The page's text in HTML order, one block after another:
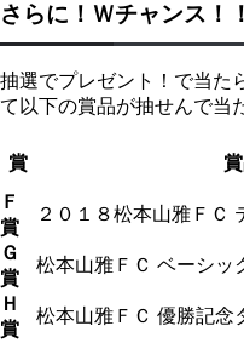
さらに！Ｗチャンス！！
抽選でプレゼント！で当た
て以下の賞品が抽せんで当
賞
Ｆ
賞
２０１８松本山雅ＦＣ
Ｇ
賞
松本山雅ＦＣ ベーシッ
Ｈ
賞
松本山雅ＦＣ 優勝記念